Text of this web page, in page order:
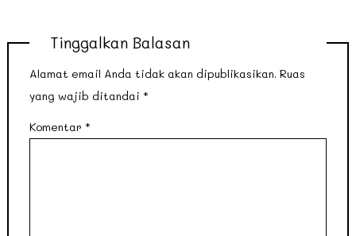
Tinggalkan Balasan
Alamat email Anda tidak akan dipublikasikan. Ruas
yang wajib ditandai *
Komentar *